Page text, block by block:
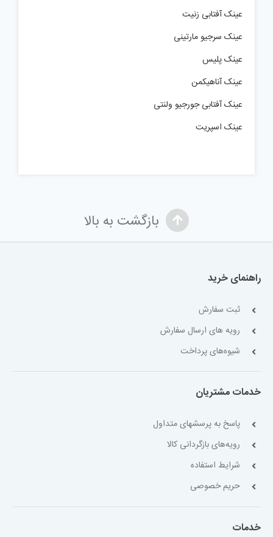
عینک آفتابی زنیت
عینک سرجیو مارتینی
عینک پلیس
عینک آناهیکمن
عینک آفتابی جورجیو ولنتی
عینک اسپریت
بازگشت به بالا
راهنمای خرید
ثبت سفارش
رویه های ارسال سفارش
شیوه‌های پرداخت
خدمات مشتریان
پاسخ به پرسشهای متداول
رویه‌های بازگردانی کالا
شرایط استفاده
حریم خصوصی
خدمات